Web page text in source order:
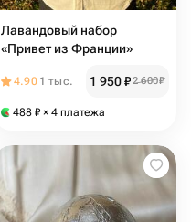
Лавандовый набор
«Привет из Франции»
4.90 1 тыс. 1 950₽2 600₽
488 ₽ × 4 платежа